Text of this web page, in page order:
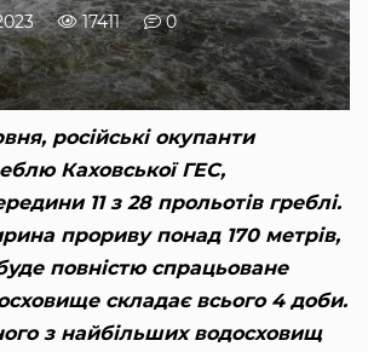
17411 0
російські окупанти
Каховської ГЕС,
11 з 28 прольотів греблі.
прориву понад 170 метрів,
повністю спрацьоване
складає всього 4 доби.
з найбільших водосховищ